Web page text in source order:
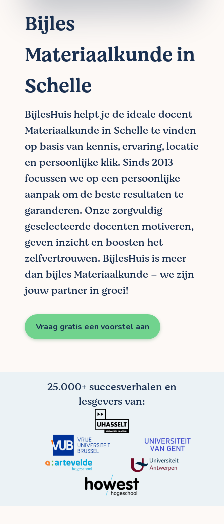
Bijles
Materiaalkunde in
Schelle
BijlesHuis helpt je de ideale docent
Materiaalkunde in Schelle te vinden
op basis van kennis, ervaring, locatie
en persoonlijke klik. Sinds 2013
focussen we op een persoonlijke
aanpak om de beste resultaten te
garanderen. Onze zorgvuldig
geselecteerde docenten motiveren,
geven inzicht en boosten het
zelfvertrouwen. BijlesHuis is meer
dan bijles Materiaalkunde – we zijn
jouw partner in groei!
Vraag gratis een voorstel aan
25.000+ succesverhalen en
lesgevers van: